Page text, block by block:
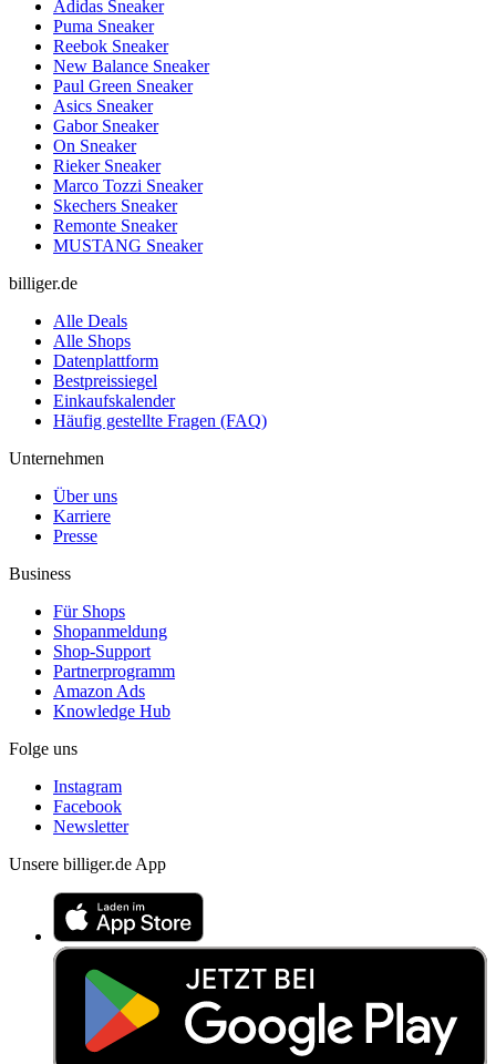
Adidas Sneaker
Puma Sneaker
Reebok Sneaker
New Balance Sneaker
Paul Green Sneaker
Asics Sneaker
Gabor Sneaker
On Sneaker
Rieker Sneaker
Marco Tozzi Sneaker
Skechers Sneaker
Remonte Sneaker
MUSTANG Sneaker
billiger.de
Alle Deals
Alle Shops
Datenplattform
Bestpreissiegel
Einkaufskalender
Häufig gestellte Fragen (FAQ)
Unternehmen
Über uns
Karriere
Presse
Business
Für Shops
Shopanmeldung
Shop-Support
Partnerprogramm
Amazon Ads
Knowledge Hub
Folge uns
Instagram
Facebook
Newsletter
Unsere billiger.de App